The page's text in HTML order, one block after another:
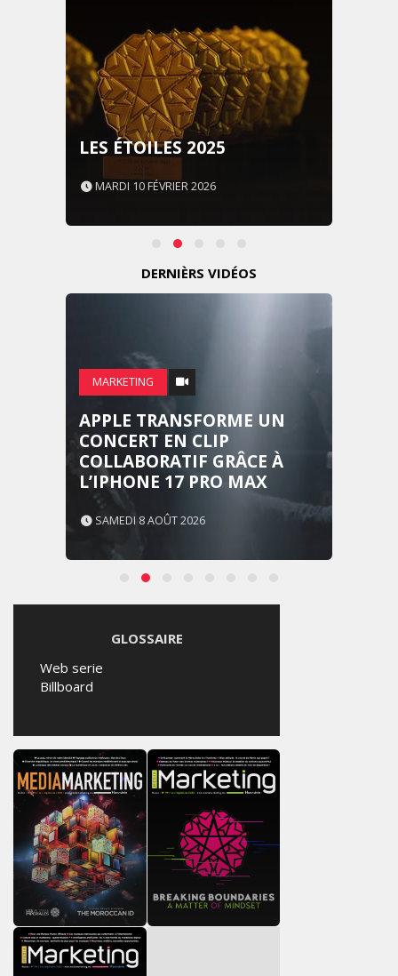
LES ÉTOILES 2025
MARDI 10 FÉVRIER 2026
DERNIÈRS VIDÉOS
MARKETING
APPLE TRANSFORME UN
CONCERT EN CLIP
COLLABORATIF GRÂCE À
L’IPHONE 17 PRO MAX
SAMEDI 8 AOÛT 2026
GLOSSAIRE
Web serie
Billboard